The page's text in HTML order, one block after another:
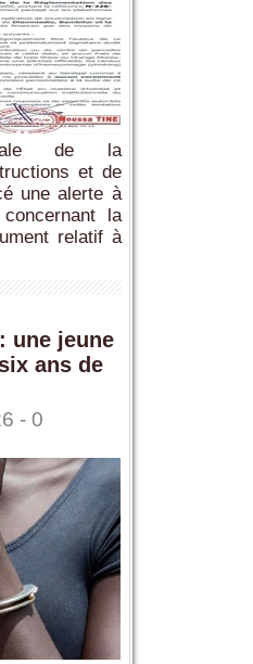
de la
et de
une alerte à
la
relatif à
une jeune
ans de
- 0